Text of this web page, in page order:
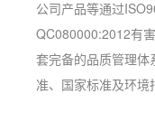
公司产品等通过
QC080000:2012有
套完备的品质管理
准、国家标准及环境